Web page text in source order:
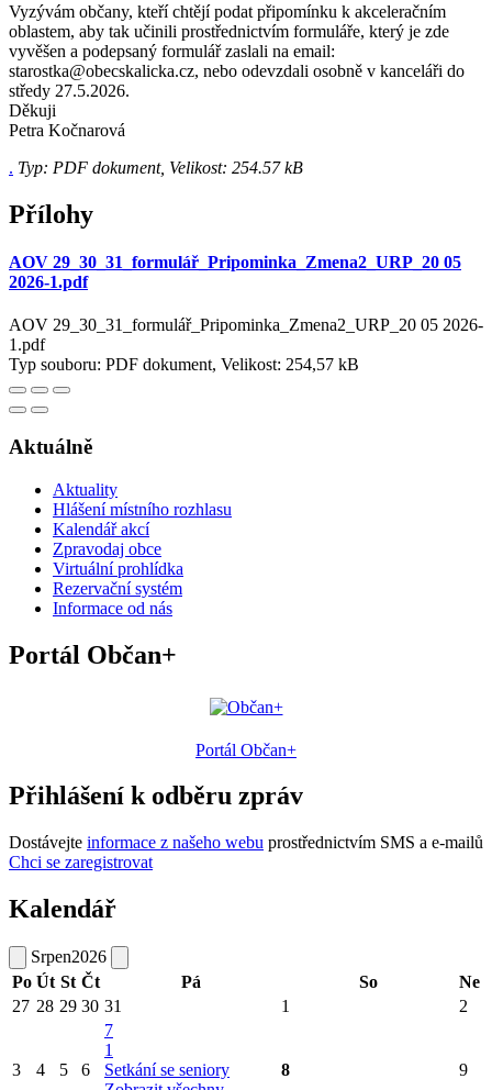
Vyzývám občany, kteří chtějí podat připomínku k akceleračním
oblastem, aby tak učinili prostřednictvím formuláře, který je zde
vyvěšen a podepsaný formulář zaslali na email:
starostka@obecskalicka.cz, nebo odevzdali osobně v kanceláři do
středy 27.5.2026.
Děkuji
Petra Kočnarová
. Typ: PDF dokument, Velikost: 254.57 kB
Přílohy
AOV 29_30_31_formulář_Pripominka_Zmena2_URP_20 05
2026-1.pdf
AOV 29_30_31_formulář_Pripominka_Zmena2_URP_20 05 2026-
1.pdf
Typ souboru: PDF dokument, Velikost: 254,57 kB
Aktuálně
Aktuality
Hlášení místního rozhlasu
Kalendář akcí
Zpravodaj obce
Virtuální prohlídka
Rezervační systém
Informace od nás
Portál Občan+
Portál Občan+
Přihlášení k odběru zpráv
Dostávejte informace z našeho webu prostřednictvím SMS a e-mailů
Chci se zaregistrovat
Kalendář
Srpen2026
Po Út St Čt Pá So
Ne
27 28 29 30 31 1 2
3 4 5 6
7
1
Setkání se seniory
8 9